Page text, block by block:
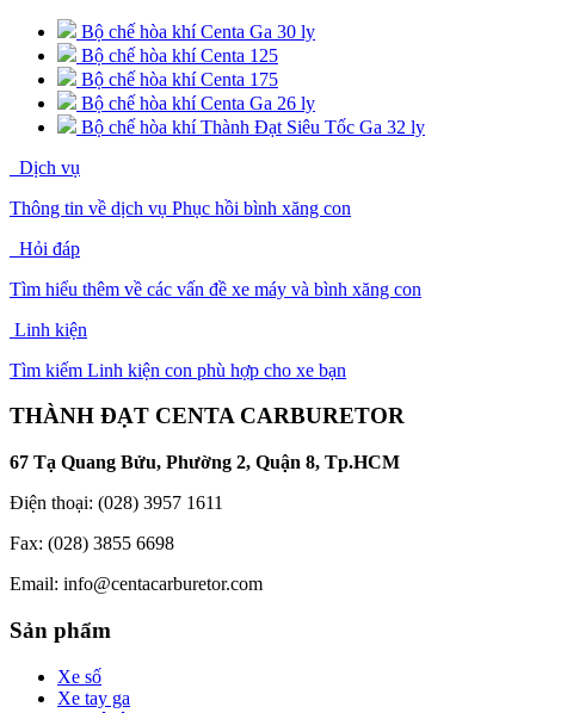
Bộ chế hòa khí Centa Ga 30 ly
Bộ chế hòa khí Centa 125
Bộ chế hòa khí Centa 175
Bộ chế hòa khí Centa Ga 26 ly
Bộ chế hòa khí Thành Đạt Siêu Tốc Ga 32 ly
Dịch vụ
Thông tin về dịch vụ Phục hồi bình xăng con
Hỏi đáp
Tìm hiểu thêm về các vấn đề xe máy và bình xăng con
Linh kiện
Tìm kiếm Linh kiện con phù hợp cho xe bạn
THÀNH ĐẠT CENTA CARBURETOR
67 Tạ Quang Bửu, Phường 2, Quận 8, Tp.HCM
Điện thoại: (028) 3957 1611
Fax: (028) 3855 6698
Email: info@centacarburetor.com
Sản phẩm
Xe số
Xe tay ga